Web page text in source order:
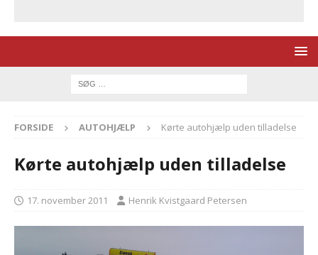
FORSIDE AUTOHJÆLP Kørte autohjælp uden tilladelse
Kørte autohjælp uden tilladelse
17. november 2011 Henrik Kvistgaard Petersen